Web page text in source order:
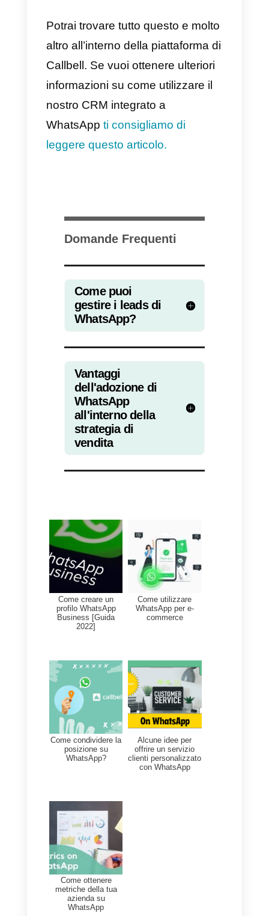
integrato a WhatsApp.
All’interno della piattaforma è
possibile crearenote interne
consentiranno al tuo team di
comunicare informazioni su una
velocizzare la comunicazione,
assegnare tagagli utenti, in
modo da categorizzarli e filtrarli
più facilmente e
contatti, per poterli riconoscere
tempi brevi.
Vi sono a disposizione anche
statistiche delle chat
canali preferiti degli utenti, il
numero di messaggi ricevuti ed
inviati e altri dati che offriranno
tua attività.
Potrai trovare tutto questo e
altro all’interno della piattaforma
Callbell. Se vuoi ottenere ulteriori
informazioni su come utilizzare il
WhatsApp ti consigliamo di
leggere questo articolo.
Domande Frequenti
Come puoi
gestire i leads di